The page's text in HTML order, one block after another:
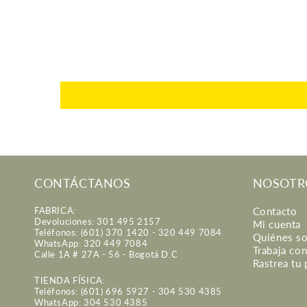
CONTÁCTANOS
FABRICA:
Devoluciones: 301 495 2157
Teléfonos: (601) 370 1420 - 320 449 7084
WhatsApp: 320 449 7084
Calle 1A # 27A - 56 - Bogotá D.C
TIENDA FÍSICA:
Teléfonos: (601) 696 5927 - 304 530 4385
WhatsApp: 304 530 4385
Contacto
Mi cuenta
Quiénes
Trabaja
Rastrea tu